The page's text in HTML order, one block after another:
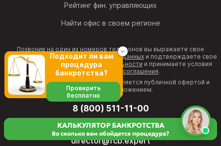
Рейтинг фин. управляющих
Найти офис в своем регионе
Позвонив на один из номеров телефонов вы выражаете свое
согласие на обработку персональных данныхи подтверждаете свое
согласие с
политикой конфиденциальности и принимаете условия
Пользовательского соглашения.
Информация на веб-странице не является публичной офертой и
рекламным предложением.
8 (800) 511-11-00
бесплатная горячая линия
director@fcb.expert
КАЛЬКУЛЯТОР БАНКРОТСТВА
Во сколько вам обойдется процедура?
Подходит ли вам
процедура
банкротства?
Проверить
бесплатно